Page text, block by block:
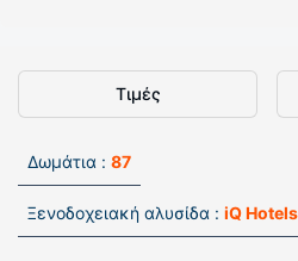
Τιμές
Δωμάτια : 87
Ξενοδοχειακή αλυσίδα : iQ Hotels